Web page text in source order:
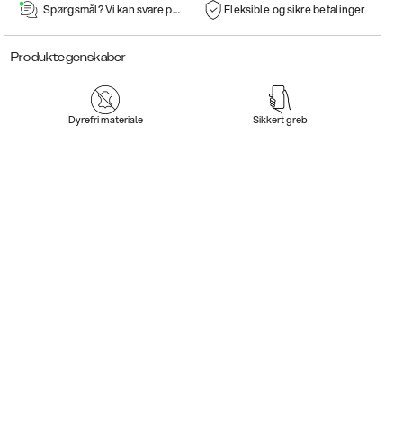
Spørgsmål? Vi kan svare på dem! Fleksible og sikre betalinger
Produktegenskaber
Dyrefri materiale Sikkert greb